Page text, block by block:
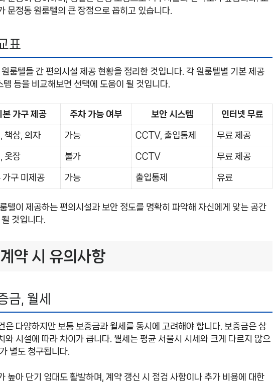
문정동 원룸텔의 큰 장점으로 꼽히고 있습니다.
표
룸텔들 간 편의시설 제공 현황을 정리한 것입니다. 각 원룸텔별 기본 제공
등을 비교해보면 선택에 도움이 될 것입니다.
본 가구 제공 주차 가능 여부 보안 시스템 인터넷 무료
책상, 의자 가능 CCTV, 출입통제 무료 제공
옷장 불가 CCTV 무료 제공
가구 미제공 가능 출입통제 유료
텔이 제공하는 편의시설과 보안 정도를 명확히 파악해 자신에게 맞는 공간
것입니다.
약 시 유의사항
금, 월세
은 다양하지만 보통 보증금과 월세를 동시에 고려해야 합니다. 보증금은 상
와 시설에 따라 차이가 큽니다. 월세는 평균 서울시 시세와 크게 다르지 않으
별도 청구됩니다.
높아 단기 임대도 활발하며, 계약 갱신 시 점검 사항이나 추가 비용에 대한